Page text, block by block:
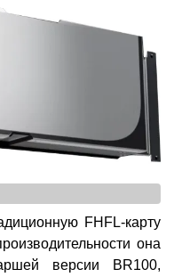
FHFL-карту
она
версии BR100,